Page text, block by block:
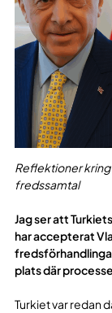
Reflektioner kring
fredssamtal
Jag ser att
har accepterat
plats där
Turkiet var redan